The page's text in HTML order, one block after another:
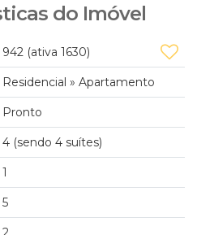
do Imóvel
942 (ativa 1630)
Residencial » Apartamento
Pronto
4 (sendo 4 suítes)
1
5